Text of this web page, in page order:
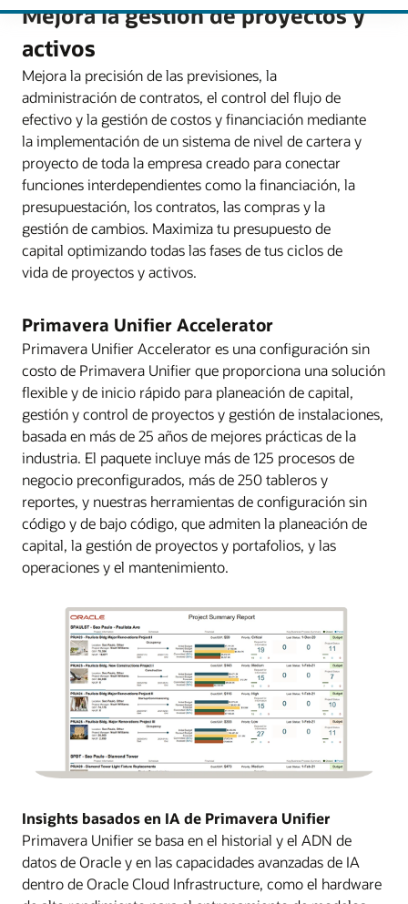
Mejora la gestión de proyectos y
activos
Mejora la precisión de las previsiones, la
administración de contratos, el control del flujo de
efectivo y la gestión de costos y financiación mediante
la implementación de un sistema de nivel de cartera y
proyecto de toda la empresa creado para conectar
funciones interdependientes como la financiación, la
presupuestación, los contratos, las compras y la
gestión de cambios. Maximiza tu presupuesto de
capital optimizando todas las fases de tus ciclos de
vida de proyectos y activos.
Primavera Unifier Accelerator
Primavera Unifier Accelerator es una configuración sin
costo de Primavera Unifier que proporciona una solución
flexible y de inicio rápido para planeación de capital,
gestión y control de proyectos y gestión de instalaciones,
basada en más de 25 años de mejores prácticas de la
industria. El paquete incluye más de 125 procesos de
negocio preconfigurados, más de 250 tableros y
reportes, y nuestras herramientas de configuración sin
código y de bajo código, que admiten la planeación de
capital, la gestión de proyectos y portafolios, y las
operaciones y el mantenimiento.
Insights basados en IA de Primavera Unifier
Primavera Unifier se basa en el historial y el ADN de
datos de Oracle y en las capacidades avanzadas de IA
dentro de Oracle Cloud Infrastructure, como el hardware